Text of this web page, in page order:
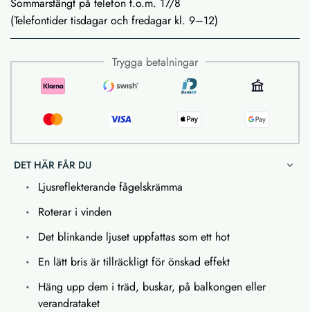
(Telefontider tisdagar och fredagar kl. 9–12)
Trygga betalningar
DET HÄR FÅR DU
Ljusreflekterande fågelskrämma
Roterar i vinden
Det blinkande ljuset uppfattas som ett hot
En lätt bris är tillräckligt för önskad effekt
Häng upp dem i träd, buskar, på balkongen eller
verandrataket